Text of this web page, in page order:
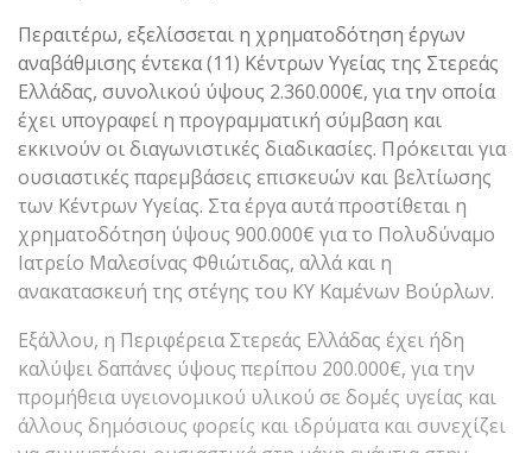
Περαιτέρω, εξελίσσεται η χρηματοδότηση έργων
αναβάθμισης έντεκα (11) Κέντρων Υγείας της Στερεάς
Ελλάδας, συνολικού ύψους 2.360.000€, για την οποία
έχει υπογραφεί η προγραμματική σύμβαση και
εκκινούν οι διαγωνιστικές διαδικασίες. Πρόκειται για
ουσιαστικές παρεμβάσεις επισκευών και βελτίωσης
των Κέντρων Υγείας. Στα έργα αυτά προστίθεται η
χρηματοδότηση ύψους 900.000€ για το Πολυδύναμο
Ιατρείο Μαλεσίνας Φθιώτιδας, αλλά και η
ανακατασκευή της στέγης του ΚΥ Καμένων Βούρλων.
Εξάλλου, η Περιφέρεια Στερεάς Ελλάδας έχει ήδη
καλύψει δαπάνες ύψους περίπου 200.000€, για την
προμήθεια υγειονομικού υλικού σε δομές υγείας και
άλλους δημόσιους φορείς και ιδρύματα και συνεχίζει